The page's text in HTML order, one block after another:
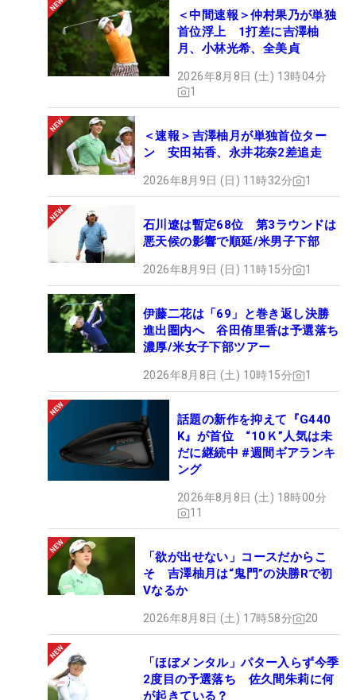
＜中間速報＞仲村果乃が単独
首位浮上 1打差に吉澤柚
月、小林光希、全美貞
2026年8月8日 (土) 13時04分
1
＜速報＞吉澤柚月が単独首位ター
ン 安田祐香、永井花奈2差追走
2026年8月9日 (日) 11時32分 1
石川遼は暫定68位 第3ラウンドは
悪天候の影響で順延/米男子下部
2026年8月9日 (日) 11時15分 1
伊藤二花は「69」と巻き返し決勝
進出圏内へ 谷田侑里香は予選落ち
濃厚/米女子下部ツアー
2026年8月8日 (土) 10時15分 1
話題の新作を抑えて『G440
K』が首位 “10Ｋ”人気は未
だに継続中 #週間ギアランキ
ング
2026年8月8日 (土) 18時00分
11
「欲が出せない」コースだからこ
そ 吉澤柚月は“鬼門”の決勝Rで初
Vなるか
2026年8月8日 (土) 17時58分 20
「ほぼメンタル」パター入らず今季
2度目の予選落ち 佐久間朱莉に何
が起きている？